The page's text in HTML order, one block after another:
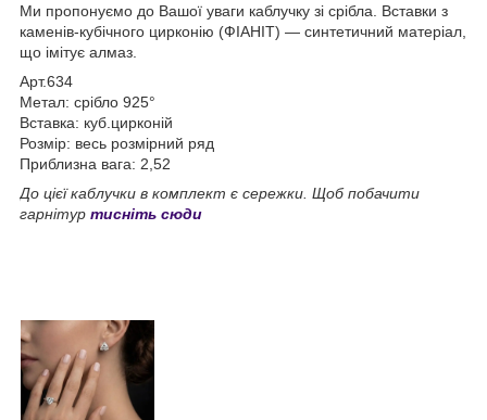
Ми пропонуємо до Вашої уваги каблучку зі срібла. Вставки з
каменів-кубічного цирконію (ФІАНІТ) — синтетичний матеріал,
що імітує алмаз.
Арт.634
Метал: срібло 925°
Вставка: куб.цирконій
Розмір: весь розмірний ряд
Приблизна вага: 2,52
До цієї каблучки в комплект є сережки. Щоб побачити
гарнітур тисніть сюди